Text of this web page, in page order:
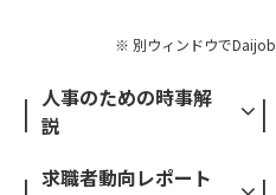
※ 別ウィンドウで
人事のための時事解
説
求職者動向レポート